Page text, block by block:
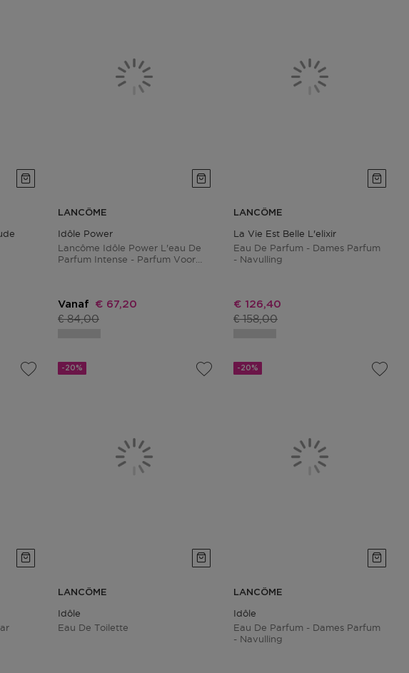
LANCÔME
Idôle Power
Lancôme Idôle Power L'eau De
Parfum Intense - Parfum Voor
Vanaf Kortingsprijs
€ 67,20
Productprijs
€ 84,00
LANCÔME
La Vie Est Belle L'elixir
Eau De Parfum - Dames Parfum
- Navulling
Kortingsprijs
€ 126,40
Productprijs
€ 158,00
-20%
LANCÔME
Idôle
Eau De Toilette
-20%
LANCÔME
Idôle
Eau De Parfum - Dames Parfum
- Navulling